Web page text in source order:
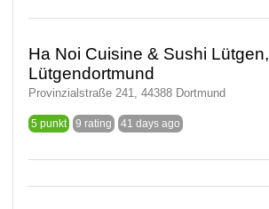
Ha Noi Cuisine & Sushi Lütgen,
Lütgendortmund
Provinzialstraße 241, 44388 Dortmund
5 punkt 9 rating 41 days ago